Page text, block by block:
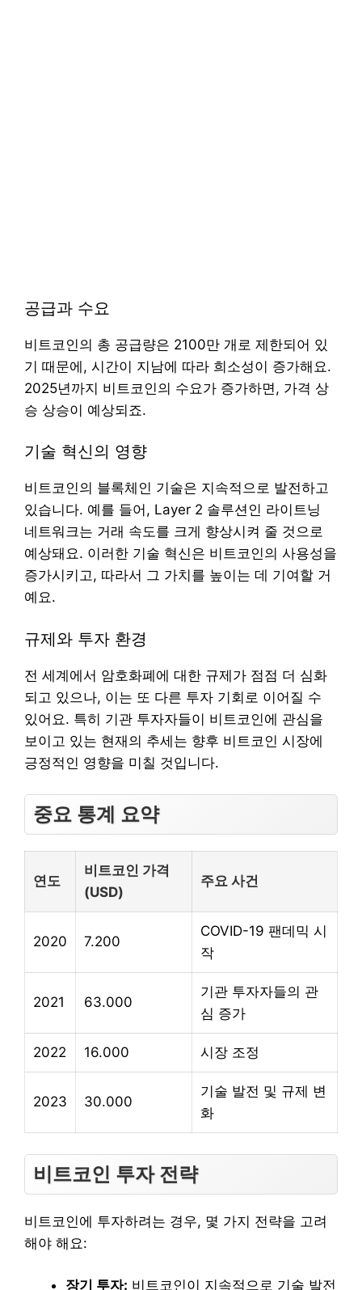
공급과 수요
비트코인의 총 공급량은 2100만 개로 제한되어 있
기 때문에, 시간이 지남에 따라 희소성이 증가해요.
2025년까지 비트코인의 수요가 증가하면, 가격 상
승 상승이 예상되죠.
기술 혁신의 영향
비트코인의 블록체인 기술은 지속적으로 발전하고
있습니다. 예를 들어, Layer 2 솔루션인 라이트닝
네트워크는 거래 속도를 크게 향상시켜 줄 것으로
예상돼요. 이러한 기술 혁신은 비트코인의 사용성을
증가시키고, 따라서 그 가치를 높이는 데 기여할 거
예요.
규제와 투자 환경
전 세계에서 암호화폐에 대한 규제가 점점 더 심화
되고 있으나, 이는 또 다른 투자 기회로 이어질 수
있어요. 특히 기관 투자자들이 비트코인에 관심을
보이고 있는 현재의 추세는 향후 비트코인 시장에
긍정적인 영향을 미칠 것입니다.
중요 통계 요약
연도
비트코인 가격
(USD)
주요 사건
2020 7.200
COVID-19 팬데믹 시
작
2021 63.000
기관 투자자들의 관
심 증가
2022 16.000 시장 조정
2023 30.000
기술 발전 및 규제 변
화
비트코인 투자 전략
비트코인에 투자하려는 경우, 몇 가지 전략을 고려
해야 해요:
장기 투자: 비트코인이 지속적으로 기술 발전